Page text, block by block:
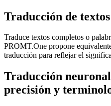
Traducción de
Traduce textos completos o
PROMT.One propone
traducción para reflejar el
Traducción
precisión y